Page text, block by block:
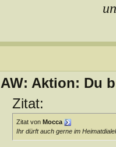
AW: Aktion: Du
Zitat:
Zitat von Mocca
Ihr dürft auch gerne im